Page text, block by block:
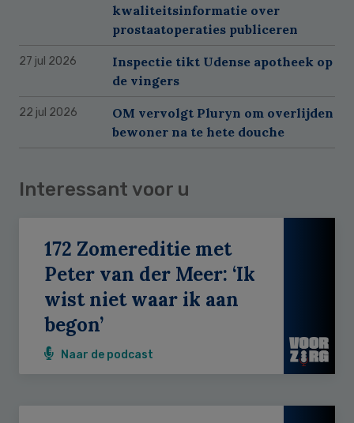
kwaliteitsinformatie over
prostaatoperaties publiceren
27 jul 2026
Inspectie tikt Udense apotheek op
de vingers
22 jul 2026
OM vervolgt Pluryn om overlijden
bewoner na te hete douche
Interessant voor u
172 Zomereditie met
Peter van der Meer: ‘Ik
wist niet waar ik aan
begon’
Naar de podcast